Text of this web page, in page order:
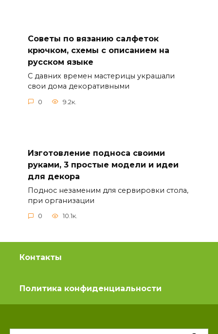
Советы по вязанию салфеток
крючком, схемы с описанием на
русском языке
С давних времен мастерицы украшали
свои дома декоративными
0 9.2к.
Изготовление подноса своими
руками, 3 простые модели и идеи
для декора
Поднос незаменим для сервировки стола,
при организации
0 10.1к.
Контакты
Политика конфиденциальности